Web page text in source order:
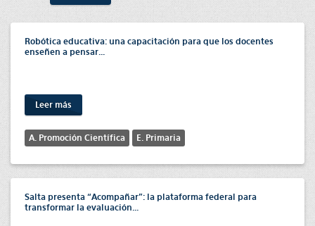
Robótica educativa: una capacitación para que los docentes
enseñen a pensar...
Leer más
A. Promoción Científica E. Primaria
Salta presenta “Acompañar”: la plataforma federal para
transformar la evaluación...